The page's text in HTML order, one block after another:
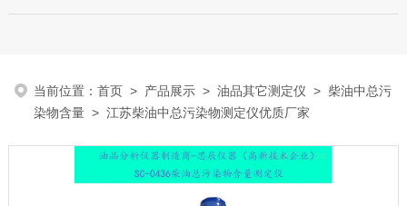
当前位置：首页 > 产品展示 >油品其它测定仪 > 柴油中总污
染物含量 > 江苏柴油中总污染物测定仪优质厂家